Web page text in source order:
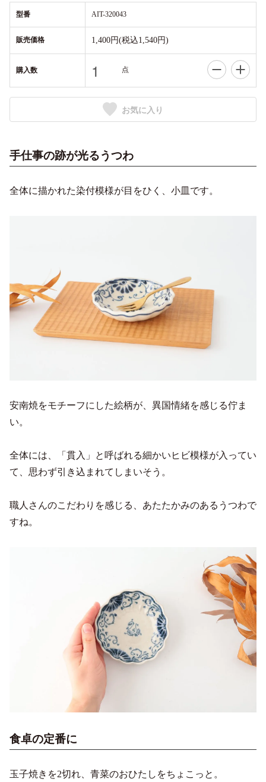
型番 AIT-320043
販売価格 1,400円(税込1,540円)
購入数 点
お気に入り
手仕事の跡が光るうつわ
全体に描かれた染付模様が目をひく、小皿です。
安南焼をモチーフにした絵柄が、異国情緒を感じる佇ま
い。
全体には、「貫入」と呼ばれる細かいヒビ模様が入ってい
て、思わず引き込まれてしまいそう。
職人さんのこだわりを感じる、あたたかみのあるうつわで
すね。
食卓の定番に
玉子焼きを2切れ、青菜のおひたしをちょこっと。